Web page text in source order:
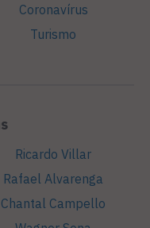
Coronavírus
Turismo
Ricardo Villar
Rafael Alvarenga
Chantal Campello